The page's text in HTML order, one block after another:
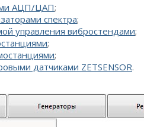
АЦП/ЦАП;
спектра;
управления вибростендами;
;
;
датчиками ZETSENSOR.